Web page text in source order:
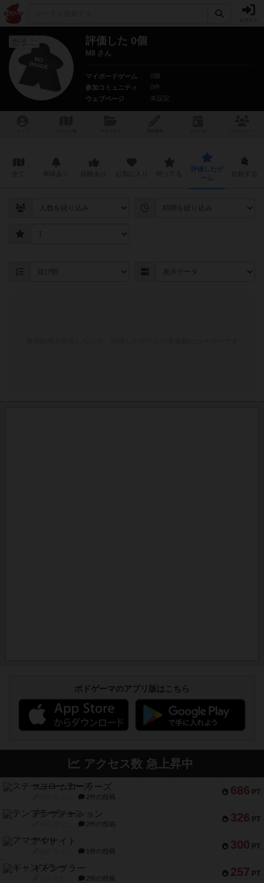
評価した 0個
M8 さん
マイボードゲーム
0個
参加コミュニティ
0件
ウェブページ
未設定
評価したゲ
ーム
ボドゲーマのアプリ版はこちら
アクセス数 急上昇中
686 PT
スチームローラーズ
2件の投稿
326 PT
テンプテーション
2件の投稿
300 PT
アマナイト
1件の投稿
257 PT
ギャンブラー
2件の投稿